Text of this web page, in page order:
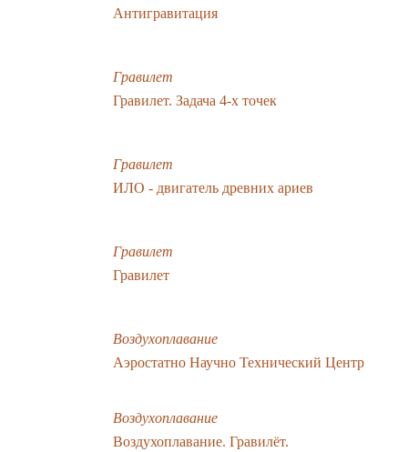
Антигравитация
Гравилет
Гравилет. Задача 4-х точек
Гравилет
ИЛО - двигатель древних ариев
Гравилет
Гравилет
Воздухоплавание
Аэростатно Научно Технический Центр
Воздухоплавание
Воздухоплавание. Гравилёт.